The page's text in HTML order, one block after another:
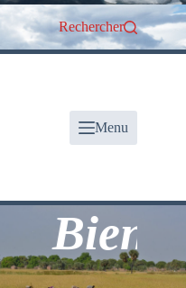
Rechercher
Menu